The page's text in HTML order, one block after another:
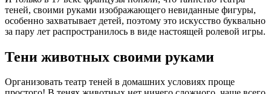
теней, своими руками изображающего невиданные фигуры,
особенно захватывает детей, поэтому это искусство буквально
за пару лет распространилось в виде настоящей ролевой игры.
Тени животных своими руками
Организовать театр теней в домашних условиях проще